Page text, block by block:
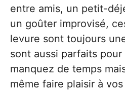
entre amis, un petit-
un goûter improvisé,
levure sont toujours
sont aussi parfaits
manquez de temps
même faire plaisir à